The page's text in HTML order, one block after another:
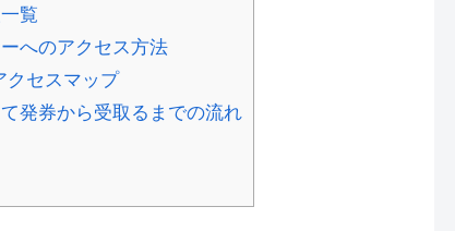
覧
へのアクセス方法
クセスマップ
発券から受取るまでの流れ